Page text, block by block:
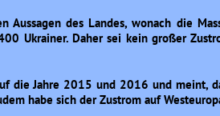
Aussagen des Landes, wonach die
Ukrainer. Daher sei kein großer
die Jahre 2015 und 2016 und meint,
habe sich der Zustrom auf